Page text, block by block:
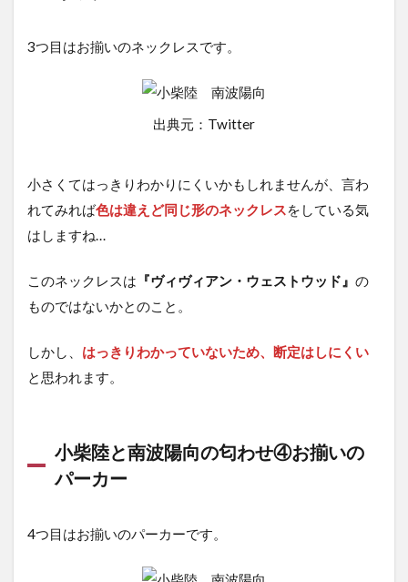
3つ目はお揃いのネックレスです。
出典元：Twitter
小さくてはっきりわかりにくいかもしれませんが、言わ
れてみれば色は違えど同じ形のネックレスをしている気
はしますね…
このネックレスは 『ヴィヴィアン・ウェストウッド』 の
ものではないかとのこと。
しかし、 はっきりわかっていないため、断定はしにくい
と思われます。
小柴陸と南波陽向の匂わせ④お揃いの
パーカー
4つ目はお揃いのパーカーです。